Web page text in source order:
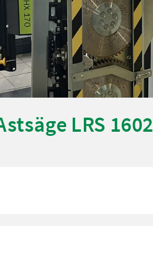
LRS 1602